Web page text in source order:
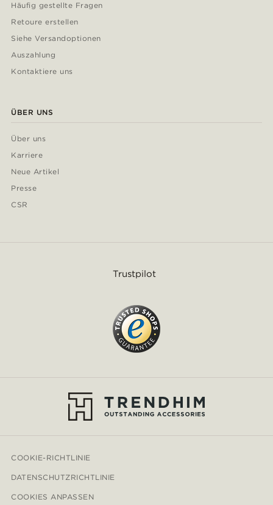
Häufig gestellte Fragen
Retoure erstellen
Siehe Versandoptionen
Auszahlung
Kontaktiere uns
ÜBER UNS
Über uns
Karriere
Neue Artikel
Presse
CSR
Trustpilot
COOKIE-RICHTLINIE
DATENSCHUTZRICHTLINIE
COOKIES ANPASSEN